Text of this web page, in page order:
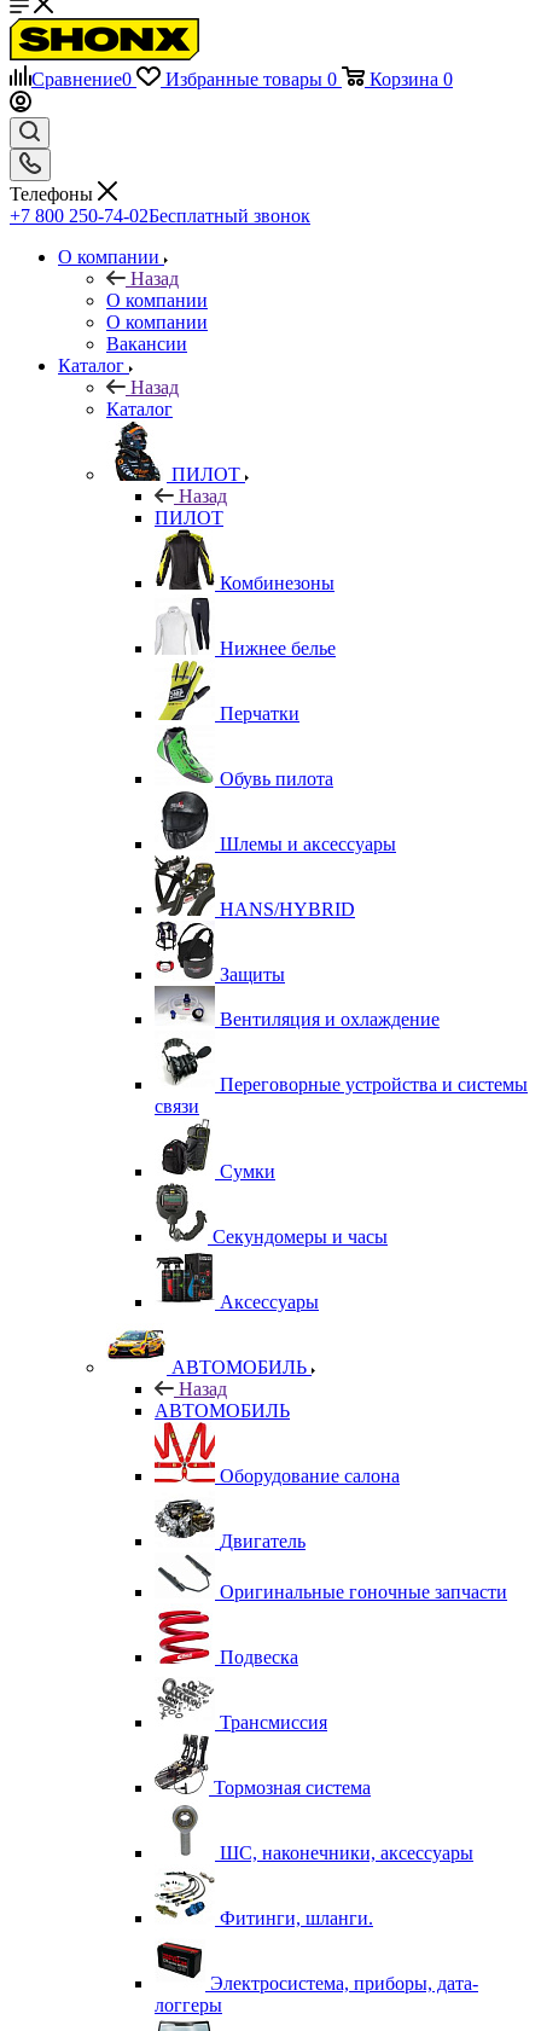
Сравнение0 Избранные товары 0 Корзина 0
Телефоны
+7 800 250-74-02Бесплатный звонок
О компании
Назад
О компании
О компании
Вакансии
Каталог
Назад
Каталог
ПИЛОТ
Назад
ПИЛОТ
Комбинезоны
Нижнее белье
Перчатки
Обувь пилота
Шлемы и аксессуары
HANS/HYBRID
Защиты
Вентиляция и охлаждение
Переговорные устройства и системы
связи
Сумки
Секундомеры и часы
Аксессуары
АВТОМОБИЛЬ
Назад
АВТОМОБИЛЬ
Оборудование салона
Двигатель
Оригинальные гоночные запчасти
Подвеска
Трансмиссия
Тормозная система
ШС, наконечники, аксессуары
Фитинги, шланги.
Электросистема, приборы, дата-
логгеры